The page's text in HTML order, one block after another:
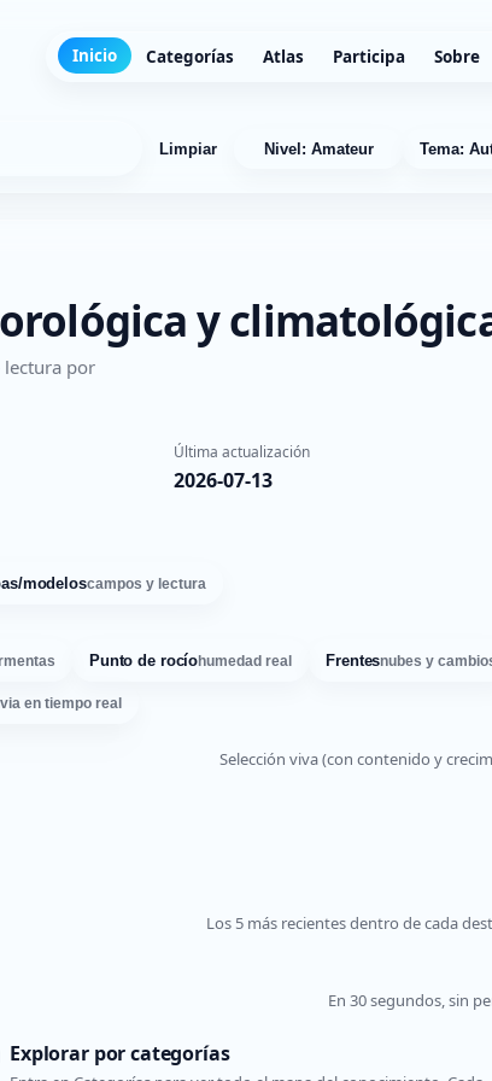
Inicio Categorías Atlas Participa Sobre
Limpiar Nivel: Amateur Tema:
y
por
Última actualización
2026-07-13
modeloscampos y lectura
Punto de rocíohumedad real Frentesnubes y
en tiempo real
Selección viva (con contenido y
Los 5 más recientes dentro de cada
En 30 segundos, sin
Explorar por categorías